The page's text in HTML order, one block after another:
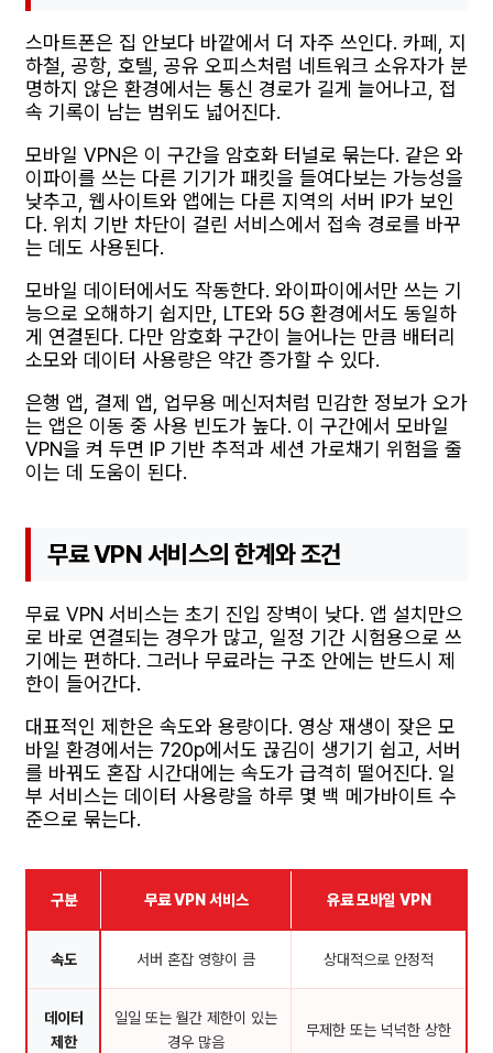
스마트폰은 집 안보다 바깥에서 더 자주 쓰인다. 카페, 지
하철, 공항, 호텔, 공유 오피스처럼 네트워크 소유자가 분
명하지 않은 환경에서는 통신 경로가 길게 늘어나고, 접
속 기록이 남는 범위도 넓어진다.
모바일 VPN은 이 구간을 암호화 터널로 묶는다. 같은 와
이파이를 쓰는 다른 기기가 패킷을 들여다보는 가능성을
낮추고, 웹사이트와 앱에는 다른 지역의 서버 IP가 보인
다. 위치 기반 차단이 걸린 서비스에서 접속 경로를 바꾸
는 데도 사용된다.
모바일 데이터에서도 작동한다. 와이파이에서만 쓰는 기
능으로 오해하기 쉽지만, LTE와 5G 환경에서도 동일하
게 연결된다. 다만 암호화 구간이 늘어나는 만큼 배터리
소모와 데이터 사용량은 약간 증가할 수 있다.
은행 앱, 결제 앱, 업무용 메신저처럼 민감한 정보가 오가
는 앱은 이동 중 사용 빈도가 높다. 이 구간에서 모바일
VPN을 켜 두면 IP 기반 추적과 세션 가로채기 위험을 줄
이는 데 도움이 된다.
무료 VPN 서비스의 한계와 조건
무료 VPN 서비스는 초기 진입 장벽이 낮다. 앱 설치만으
로 바로 연결되는 경우가 많고, 일정 기간 시험용으로 쓰
기에는 편하다. 그러나 무료라는 구조 안에는 반드시 제
한이 들어간다.
대표적인 제한은 속도와 용량이다. 영상 재생이 잦은 모
바일 환경에서는 720p에서도 끊김이 생기기 쉽고, 서버
를 바꿔도 혼잡 시간대에는 속도가 급격히 떨어진다. 일
부 서비스는 데이터 사용량을 하루 몇 백 메가바이트 수
준으로 묶는다.
구분 무료 VPN 서비스 유료 모바일 VPN
속도 서버 혼잡 영향이 큼 상대적으로 안정적
데이터
제한
일일 또는 월간 제한이 있는
경우 많음
무제한 또는 넉넉한 상한